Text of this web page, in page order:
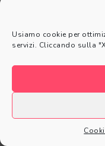
Usiamo cookie per
servizi. Cliccando sulla